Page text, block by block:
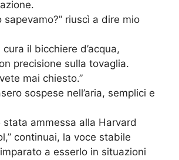
sapevamo?” riuscì a dire mio
il bicchiere d’acqua,
precisione sulla tovaglia.
mai chiesto.”
sospese nell’aria, semplici e
stata ammessa alla Harvard
continuai, la voce stabile
a esserlo in situazioni